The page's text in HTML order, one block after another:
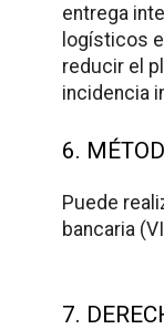
entrega
logísticos
reducir el
incidencia
6.
Puede
bancaria
7.